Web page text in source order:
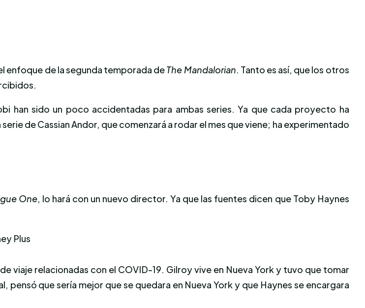
enfoque de la segunda temporada deThe Mandalorian. Tanto es así, que los otros
han sido un poco accidentadas para ambas series. Ya que cada proyecto ha
de Cassian Andor, que comenzará a rodar el mes que viene; ha experimentado
One, lo hará con un nuevo director. Ya que las fuentes dicen que Toby Haynes
viaje relacionadas con el COVID-19. Gilroy vive en Nueva York y tuvo que tomar
pensó que sería mejor que se quedara en Nueva York y que Haynes se encargara